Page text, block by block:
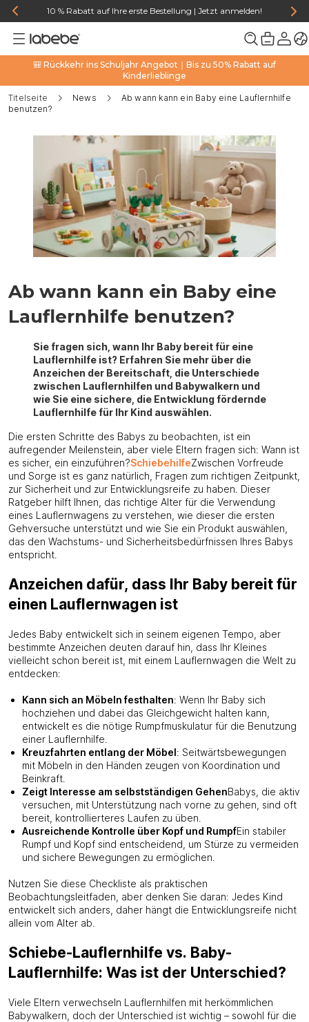
10 % Rabatt auf Ihre erste Bestellung | Jetzt anmelden!
🎒 Rückkehr ins Schuljahr Angebot｜Bis zu 50% Rabatt auf
Kinderlieblinge
Titelseite News
Ab wann kann ein Baby eine Lauflernhilfe
benutzen?
Ab wann kann ein Baby eine
Lauflernhilfe benutzen?
Sie fragen sich, wann Ihr Baby bereit für eine
Lauflernhilfe ist? Erfahren Sie mehr über die
Anzeichen der Bereitschaft, die Unterschiede
zwischen Lauflernhilfen und Babywalkern und
wie Sie eine sichere, die Entwicklung fördernde
Lauflernhilfe für Ihr Kind auswählen.
Die ersten Schritte des Babys zu beobachten, ist ein
aufregender Meilenstein, aber viele Eltern fragen sich: Wann ist
es sicher, ein einzuführen?SchiebehilfeZwischen Vorfreude
und Sorge ist es ganz natürlich, Fragen zum richtigen Zeitpunkt,
zur Sicherheit und zur Entwicklungsreife zu haben. Dieser
Ratgeber hilft Ihnen, das richtige Alter für die Verwendung
eines Lauflernwagens zu verstehen, wie dieser die ersten
Gehversuche unterstützt und wie Sie ein Produkt auswählen,
das den Wachstums- und Sicherheitsbedürfnissen Ihres Babys
entspricht.
Anzeichen dafür, dass Ihr Baby bereit für
einen Lauflernwagen ist
Jedes Baby entwickelt sich in seinem eigenen Tempo, aber
bestimmte Anzeichen deuten darauf hin, dass Ihr Kleines
vielleicht schon bereit ist, mit einem Lauflernwagen die Welt zu
entdecken:
Kann sich an Möbeln festhalten: Wenn Ihr Baby sich
hochziehen und dabei das Gleichgewicht halten kann,
entwickelt es die nötige Rumpfmuskulatur für die Benutzung
einer Lauflernhilfe.
Kreuzfahrten entlang der Möbel: Seitwärtsbewegungen
mit Möbeln in den Händen zeugen von Koordination und
Beinkraft.
Zeigt Interesse am selbstständigen GehenBabys, die aktiv
versuchen, mit Unterstützung nach vorne zu gehen, sind oft
bereit, kontrollierteres Laufen zu üben.
Ausreichende Kontrolle über Kopf und RumpfEin stabiler
Rumpf und Kopf sind entscheidend, um Stürze zu vermeiden
und sichere Bewegungen zu ermöglichen.
Nutzen Sie diese Checkliste als praktischen
Beobachtungsleitfaden, aber denken Sie daran: Jedes Kind
entwickelt sich anders, daher hängt die Entwicklungsreife nicht
allein vom Alter ab.
Schiebe-Lauflernhilfe vs. Baby-
Lauflernhilfe: Was ist der Unterschied?
Viele Eltern verwechseln Lauflernhilfen mit herkömmlichen
Babywalkern, doch der Unterschied ist wichtig – sowohl für die